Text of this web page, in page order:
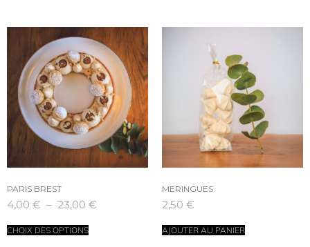
PARIS BREST
4,00 € – 23,00 €
CHOIX DES OPTIONS
MERINGUES
2,50 €
AJOUTER AU PANIER